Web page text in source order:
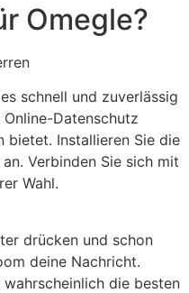
Omegle?
schnell und zuverlässig
Datenschutz
bietet. Installieren Sie die
Verbinden Sie sich mit
Wahl.
drücken und schon
deine Nachricht.
die besten